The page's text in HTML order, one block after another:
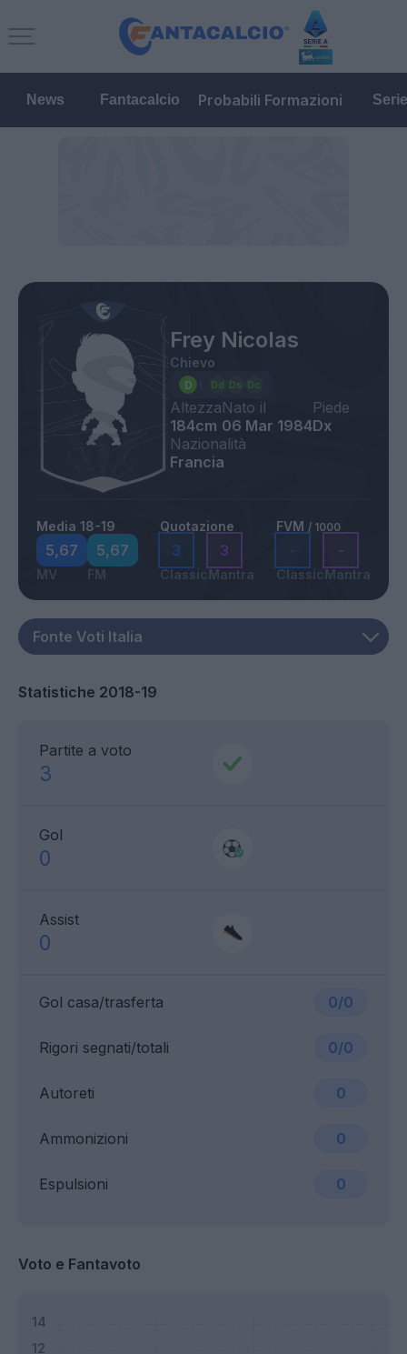
News Fantacalcio Probabili Formazioni
Frey Nicolas
Chievo
Altezza
184cm
Nato il
06 Mar 1984
Piede
Dx
Nazionalità
Francia
Media 18-19
5,67
MV
5,67
FM
Quotazione
3
Classic
3
Mantra
FVM / 1000
-
Classic
-
Mantra
Statistiche 2018-19
Partite a voto
3
Gol
0
Assist
0
Gol casa/trasferta 0/0
Ammonizioni 0
Rigori segnati/totali 0/0
Espulsioni 0
Autoreti 0
Voto e Fantavoto